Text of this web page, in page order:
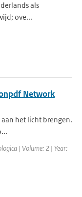
als
ove...
Network
het licht brengen.
| Volume: 2 | Year: